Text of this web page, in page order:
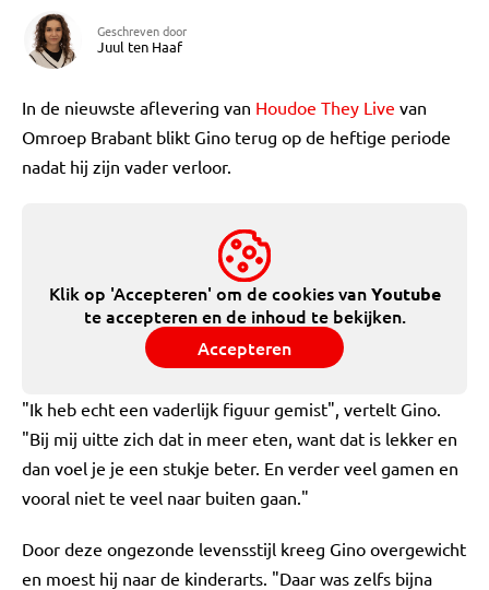
Geschreven door
Juul ten Haaf
In de nieuwste aflevering van Houdoe They Live van
Omroep Brabant blikt Gino terug op de heftige periode
nadat hij zijn vader verloor.
Klik op 'Accepteren' om de cookies vanYoutube
te accepteren en de inhoud te bekijken.
Accepteren
"Ik heb echt een vaderlijk figuur gemist", vertelt Gino.
"Bij mij uitte zich dat in meer eten, want dat is lekker en
dan voel je je een stukje beter. En verder veel gamen en
vooral niet te veel naar buiten gaan."
Door deze ongezonde levensstijl kreeg Gino overgewicht
en moest hij naar de kinderarts. "Daar was zelfs bijna